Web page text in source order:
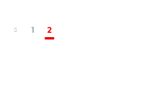
1 2